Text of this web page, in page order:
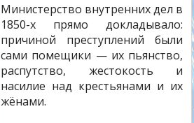
Министерство внутренних дел в
1850-х прямо докладывало:
причиной преступлений были
сами помещики — их пьянство,
распутство, жестокость и
насилие над крестьянами и их
жёнами.